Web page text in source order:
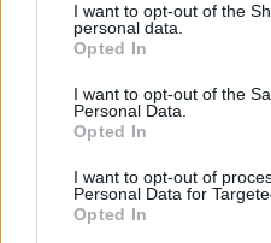
I want to opt-out of the
personal data.
Opted In
I want to opt-out of the
Personal Data.
Opted In
I want to opt-out of
Personal Data for
Opted In